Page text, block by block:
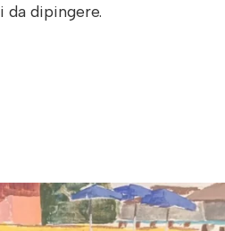
dipingere.